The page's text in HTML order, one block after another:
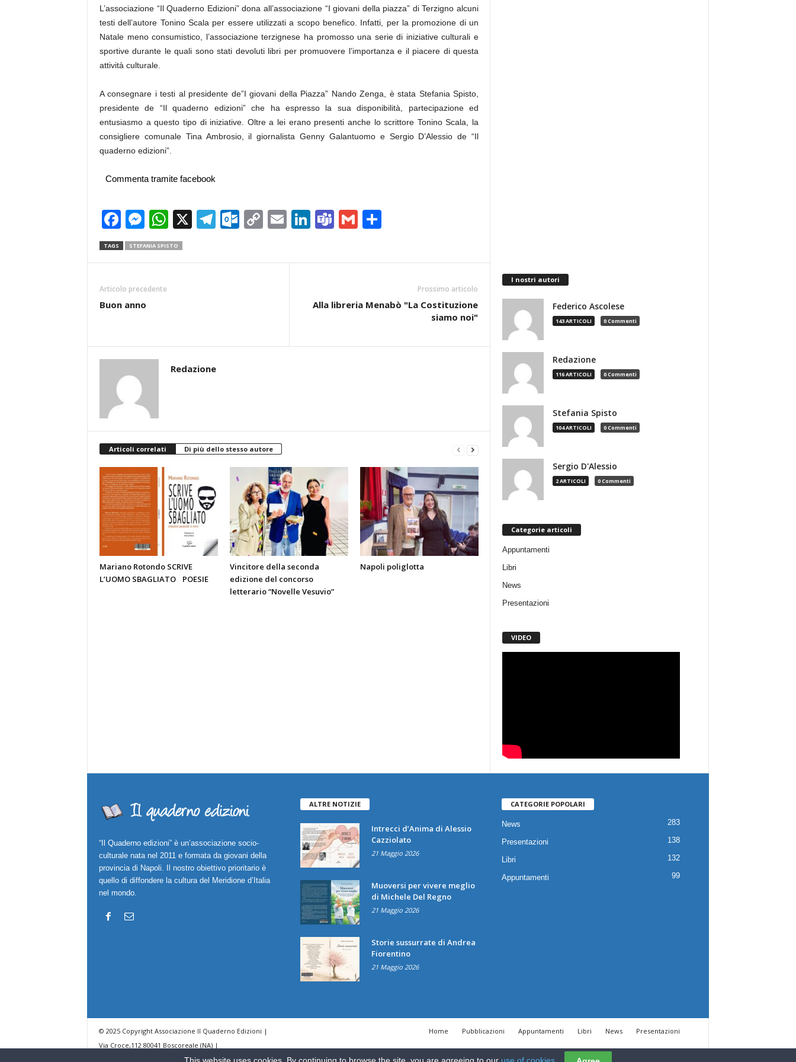
L’associazione “Il Quaderno Edizioni” dona all’associazione “I giovani della piazza” di Terzigno alcuni
testi dell’autore Tonino Scala per essere utilizzati a scopo benefico. Infatti, per la promozione di un
Natale meno consumistico, l’associazione terzignese ha promosso una serie di iniziative culturali e
sportive durante le quali sono stati devoluti libri per promuovere l’importanza e il piacere di questa
attività culturale.
A consegnare i testi al presidente de”I giovani della Piazza” Nando Zenga, è stata Stefania Spisto,
presidente de “Il quaderno edizioni” che ha espresso la sua disponibilità, partecipazione ed
entusiasmo a questo tipo di iniziative. Oltre a lei erano presenti anche lo scrittore Tonino Scala, la
consigliere comunale Tina Ambrosio, il giornalista Genny Galantuomo e Sergio D’Alessio de “Il
quaderno edizioni”.
Commenta tramite facebook
Facebook
Messenger
WhatsApp
X Telegram
Outlook.com
CopyEmailLinkedIn
TeamsGmail
TAGS STEFANIA SPISTO
Articolo precedente
Buon anno
Prossimo articolo
Alla libreria Menabò "La Costituzione
siamo noi"
Redazione
Articoli correlati Di più dello stesso autore
Mariano Rotondo SCRIVE
L’UOMO SBAGLIATO POESIE
Vincitore della seconda
edizione del concorso
letterario “Novelle Vesuvio”
Napoli poliglotta
I nostri autori
Federico Ascolese
143 ARTICOLI 0 Commenti
Redazione
116 ARTICOLI 0 Commenti
Stefania Spisto
104 ARTICOLI 0 Commenti
Sergio D'Alessio
2 ARTICOLI 0 Commenti
Categorie articoli
Appuntamenti
Libri
News
Presentazioni
VIDEO
“Il Quaderno edizioni” è un’associazione socio-
culturale nata nel 2011 e formata da giovani della
provincia di Napoli. Il nostro obiettivo prioritario è
quello di diffondere la cultura del Meridione d’Italia
nel mondo.
ALTRE NOTIZIE
Intrecci d’Anima di Alessio
Cazziolato
21 Maggio 2026
Muoversi per vivere meglio
di Michele Del Regno
21 Maggio 2026
Storie sussurrate di Andrea
Fiorentino
21 Maggio 2026
CATEGORIE POPOLARI
News 283
Presentazioni 138
Libri 132
Appuntamenti 99
© 2025 Copyright Associazione Il Quaderno Edizioni |
Via Croce,112 80041 Boscoreale (NA) |
ilquadernoedizioni@libero.it
Home Pubblicazioni Appuntamenti Libri News Presentazioni
This website uses cookies. By continuing to browse the site, you are agreeing to our use of cookies